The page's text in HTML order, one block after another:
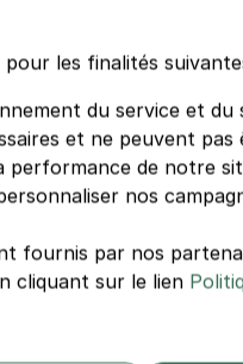
de
quartier abrite
Beaugrenelle /
vous
ou entre amis,
par plusieurs
Émile Zola.
Robert
les finalités
du service et du
et ne peuvent pas
performance de notre
nos
fournis par nos
cliquant sur le lien